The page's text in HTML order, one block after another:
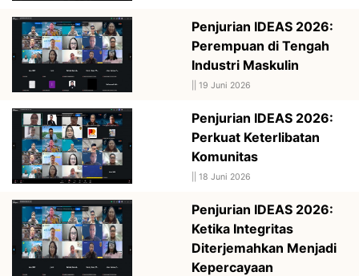
Penjurian IDEAS 2026:
Perempuan di Tengah
Industri Maskulin
19 Juni 2026
Penjurian IDEAS 2026:
Perkuat Keterlibatan
Komunitas
18 Juni 2026
Penjurian IDEAS 2026:
Ketika Integritas
Diterjemahkan Menjadi
Kepercayaan